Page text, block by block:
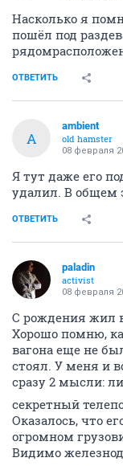
Насколько я
пошёл под
ОТВЕТИТЬ
A
ambient
old hamster
08 февраля
Я тут даже его
удалил. В общем
ОТВЕТИТЬ
paladin
activist
08 февраля
C рождения жил
Хорошо помню,
вагона еще не
стоял. У меня и
сразу 2 мысли:
секретный
Оказалось, что
огромном
Видимо